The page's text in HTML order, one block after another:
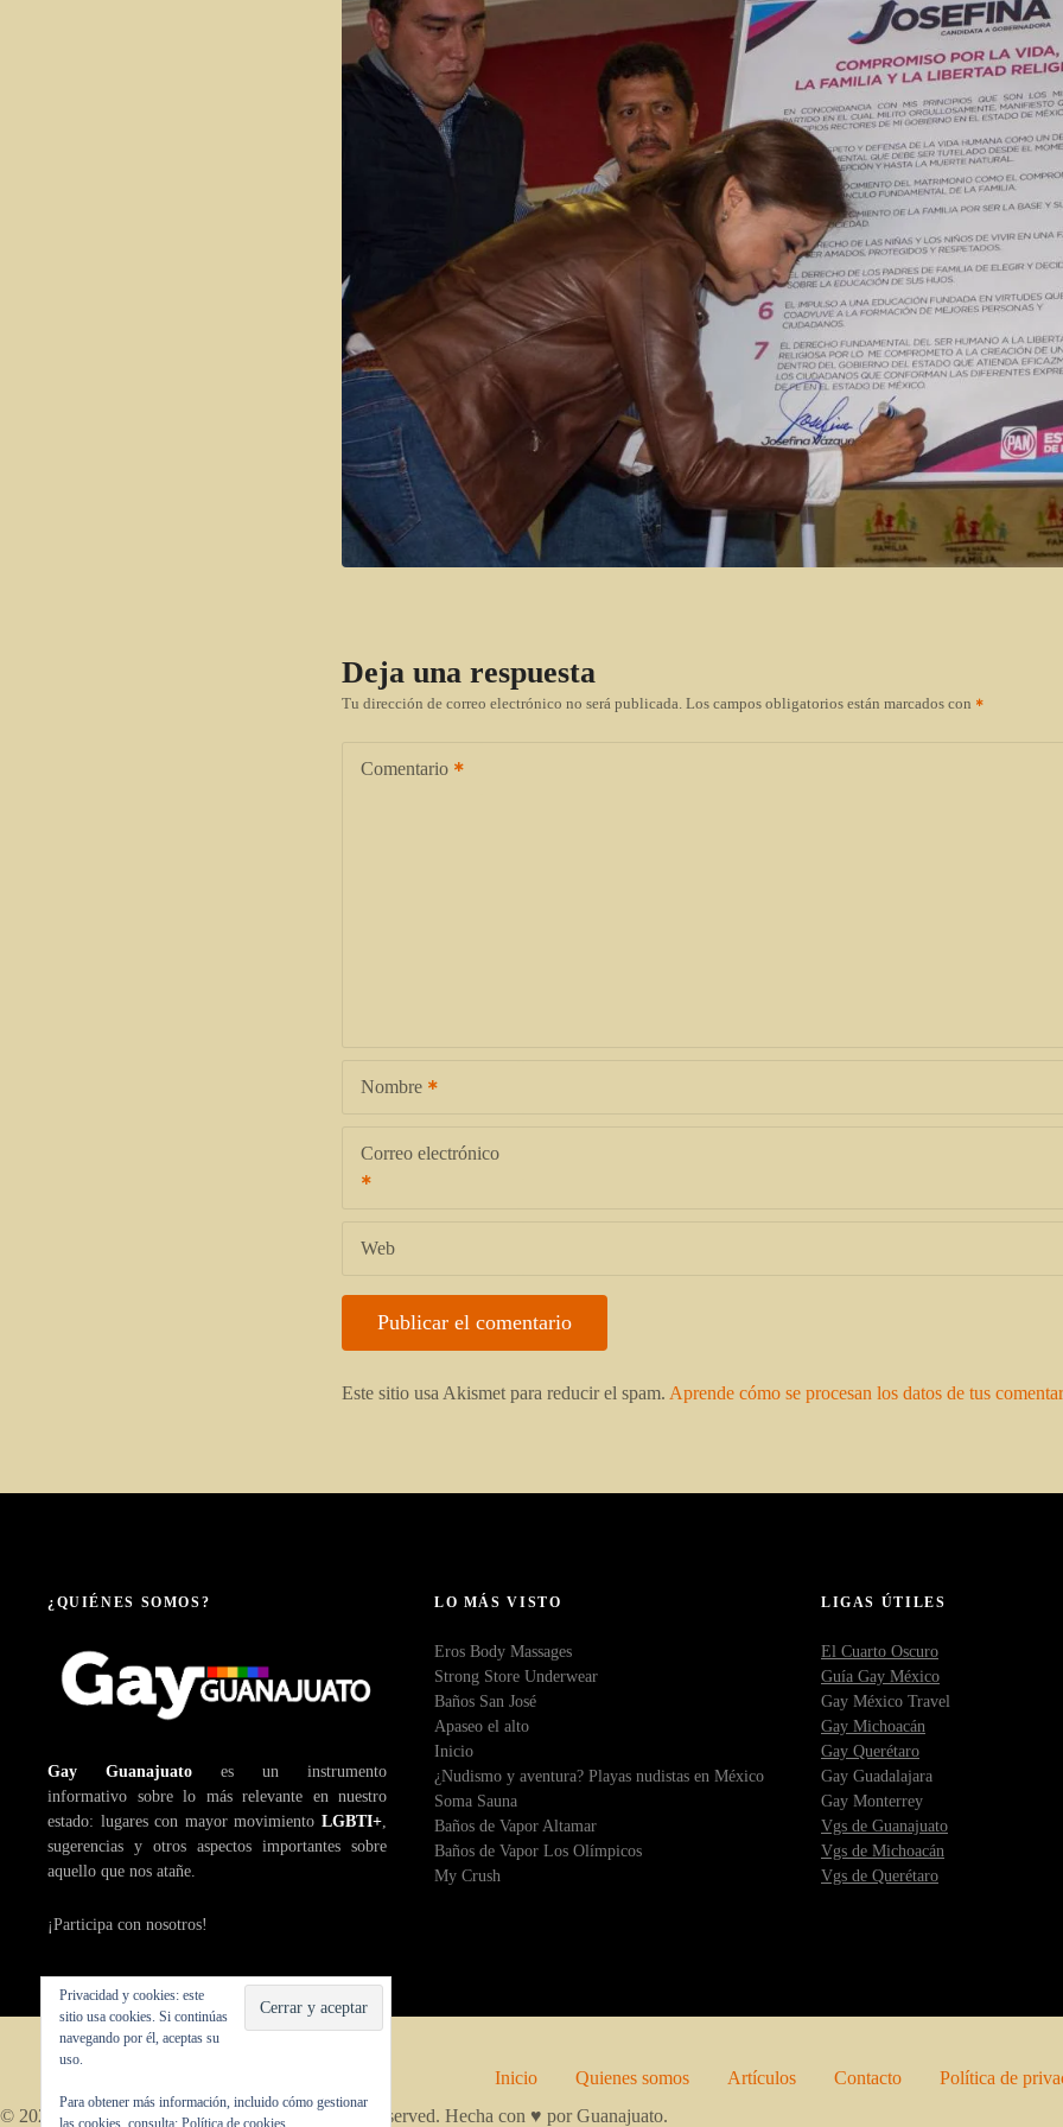
Deja una respuesta
Tu dirección de correo electrónico no será publicada. Los campos obligatorios están marcados con
Comentario
Nombre
Correo electrónico
Web
Este sitio usa Akismet para reducir el spam. Aprende cómo se procesan los datos de tus
¿QUIÉNES SOMOS?
Gay Guanajuato es un instrumento
informativo sobre lo más relevante en nuestro
estado: lugares con mayor movimiento LGBTI+
sugerencias y otros aspectos importantes sobre
aquello que nos atañe.
¡Participa con nosotros!
LO MÁS VISTO
Eros Body Massages
Strong Store Underwear
Baños San José
Apaseo el alto
Inicio
¿Nudismo y aventura? Playas nudistas en México
Soma Sauna
Baños de Vapor Altamar
Baños de Vapor Los Olímpicos
My Crush
LIGAS ÚTILES
El Cuarto Oscuro
Guía Gay México
Gay México Travel
Gay Michoacán
Gay Querétaro
Gay Guadalajara
Gay Monterrey
Vgs de Guanajuato
Vgs de Michoacán
Vgs de Querétaro
Privacidad y cookies: este
sitio usa cookies. Si continúas
navegando por él, aceptas su
uso.
Para obtener más información, incluido cómo gestionar
las cookies, consulta:Política de cookies
Inicio Quienes somos Artículos Contacto
Política de
© 2026 Copyright byGay Guanajuato . All rights reserved. Hecha con ♥ por Guanajuato.